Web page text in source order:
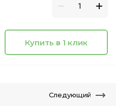
Купить в 1 клик
Следующий